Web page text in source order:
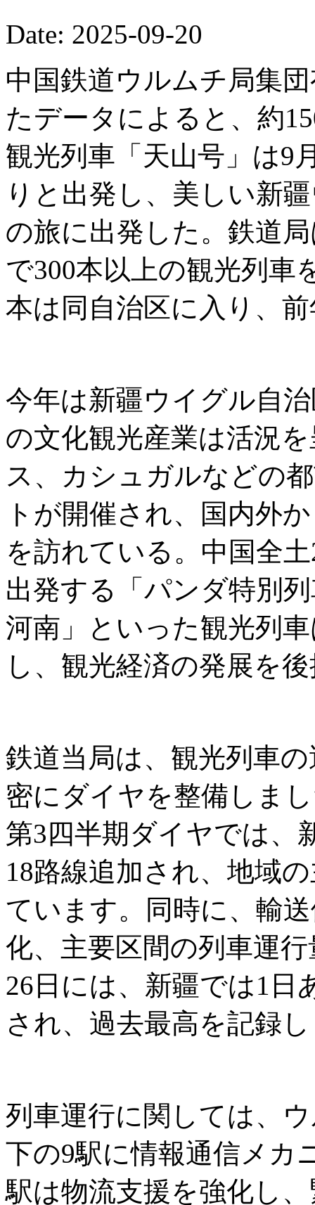
Date: 2025-09-20
中国鉄道ウルムチ局集
たデータによると、約
観光列車「天山号」は9
りと出発し、美しい新
の旅に出発した。鉄道
で300本以上の観光列車
本は同自治区に入り、
今年は新疆ウイグル自
の文化観光産業は活況
ス、カシュガルなどの
トが開催され、国内外
を訪れている。中国全
出発する「パンダ特別
河南」といった観光列
し、観光経済の発展を
鉄道当局は、観光列車
密にダイヤを整備しま
第3四半期ダイヤでは、
18路線追加され、地域
ています。同時に、輸
化、主要区間の列車運
26日には、新疆では1日
され、過去最高を記録
列車運行に関しては、
下の9駅に情報通信メカ
駅は物流支援を強化し